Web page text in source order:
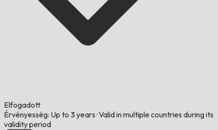
Elfogadott
Érvényesség: Up to 3 years ·Valid in multiple countries during its
validity period